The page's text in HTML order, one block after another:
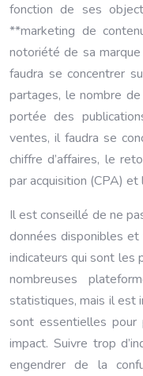
fonction de ses
**marketing de
notoriété de sa
faudra se concentrer
partages, le nombre
portée des
ventes, il faudra se
chiffre d’affaires, le
par acquisition (CPA) et
Il est conseillé de ne
données disponibles
indicateurs qui sont les
nombreuses
statistiques, mais il est
sont essentielles
impact. Suivre trop
engendrer de la